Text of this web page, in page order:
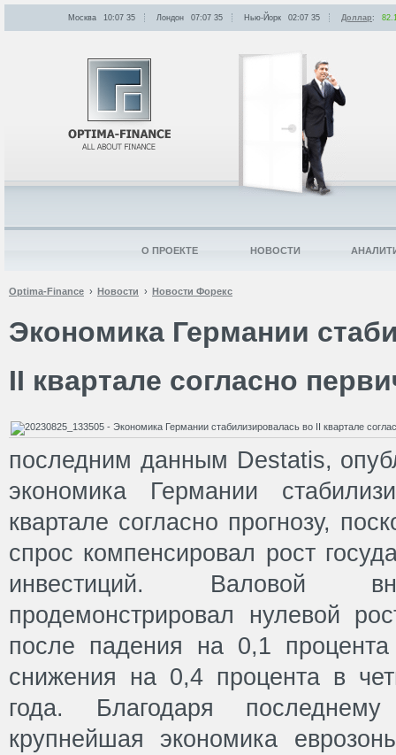
Optima-Finance Новости Новости Форекс
Экономика Германии
II квартале согласно
последним данным Destatis,
экономика Германии
квартале согласно прогнозу,
спрос компенсировал рост
инвестиций. Валовой
продемонстрировал нулевой
после падения на 0,1
снижения на 0,4 процента в
года. Благодаря
крупнейшая экономика
Москва 10:07 35 Лондон 07:07 35 Нью-Йорк 02:07 35 Доллар:
О ПРОЕКТЕ НОВОСТИ